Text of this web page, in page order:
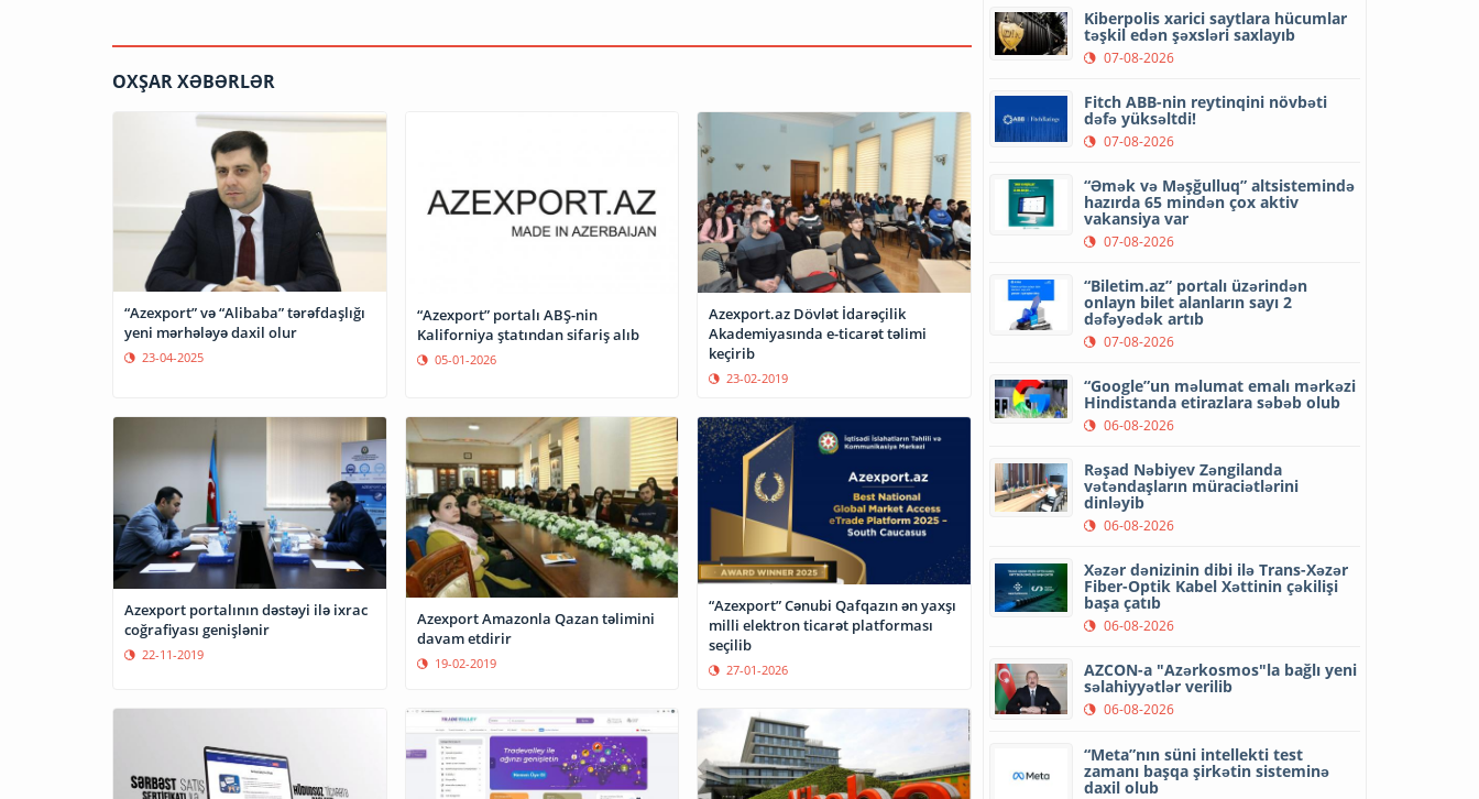
OXŞAR XƏBƏRLƏR
“Azexport” və “Alibaba” tərəfdaşlığı
yeni mərhələyə daxil olur
23-04-2025
“Azexport” portalı ABŞ-nin
Kaliforniya ştatından sifariş alıb
05-01-2026
Azexport.az Dövlət İdarəçilik
Akademiyasında e-ticarət təlimi
keçirib
23-02-2019
Azexport portalının dəstəyi ilə ixrac
coğrafiyası genişlənir
22-11-2019
Azexport Amazonla Qazan təlimini
davam etdirir
19-02-2019
“Azexport” Cənubi Qafqazın ən yaxşı
milli elektron ticarət platforması
seçilib
27-01-2026
Kiberpolis xarici saytlara hücumlar
təşkil edən şəxsləri saxlayıb
07-08-2026
Fitch ABB-nin reytinqini növbəti
dəfə yüksəltdi!
07-08-2026
“Əmək və Məşğulluq” altsistemində
hazırda 65 mindən çox aktiv
vakansiya var
07-08-2026
“Biletim.az” portalı üzərindən
onlayn bilet alanların sayı 2
dəfəyədək artıb
07-08-2026
“Google”un məlumat emalı mərkəzi
Hindistanda etirazlara səbəb olub
06-08-2026
Rəşad Nəbiyev Zəngilanda
vətəndaşların müraciətlərini
dinləyib
06-08-2026
Xəzər dənizinin dibi ilə Trans-Xəzər
Fiber-Optik Kabel Xəttinin çəkilişi
başa çatıb
06-08-2026
AZCON-a "Azərkosmos"la bağlı yeni
səlahiyyətlər verilib
06-08-2026
“Meta”nın süni intellekti test
zamanı başqa şirkətin sisteminə
daxil olub